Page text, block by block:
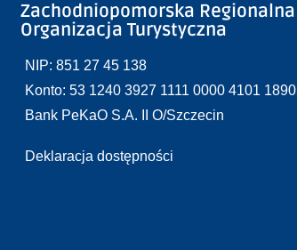
Zachodniopomorska Regionalna
Organizacja Turystyczna
NIP: 851 27 45 138
Konto: 53 1240 3927 1111 0000 4101 1890
Bank PeKaO S.A. II O/Szczecin
Deklaracja dostępności